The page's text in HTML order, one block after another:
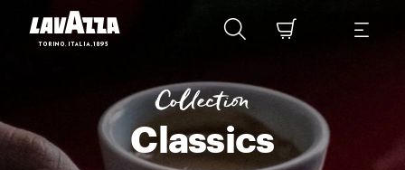
Traditionelle italienische Mischungen „Classics“ ist unser
Collection
Classics